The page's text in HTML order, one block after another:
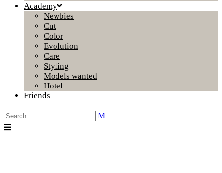
Academy
Newbies
Cut
Color
Evolution
Care
Styling
Models wanted
Hotel
Friends